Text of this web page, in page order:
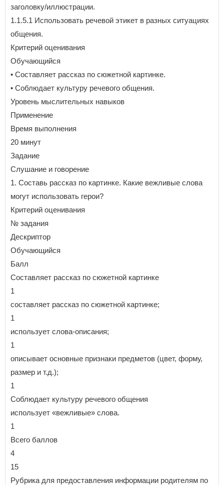
заголовку/иллюстрации.
1.1.5.1 Использовать речевой этикет в разных ситуациях
общения.
Критерий оценивания
Обучающийся
• Составляет рассказ по сюжетной картинке.
• Соблюдает культуру речевого общения.
Уровень мыслительных навыков
Применение
Время выполнения
20 минут
Задание
Слушание и говорение
1. Составь рассказ по картинке. Какие вежливые слова
могут использовать герои?
Критерий оценивания
№ задания
Дескриптор
Обучающийся
Балл
Составляет рассказ по сюжетной картинке
1
составляет рассказ по сюжетной картинке;
1
использует слова-описания;
1
описывает основные признаки предметов (цвет, форму,
размер и т.д.);
1
Соблюдает культуру речевого общения
использует «вежливые» слова.
1
Всего баллов
4
15
Рубрика для предоставления информации родителям по